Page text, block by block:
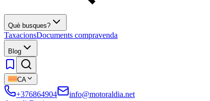
Què busques?
TaxacionsDocuments compravenda
Blog
CA
+376864904
info@motoraldia.net